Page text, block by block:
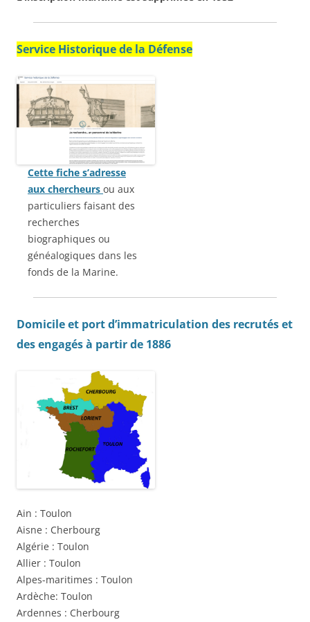
Service Historique de la Défense
Cette fiche s’adresse
aux chercheurs ou aux
particuliers faisant des
recherches
biographiques ou
généalogiques dans les
fonds de la Marine.
Domicile et port d’immatriculation des recrutés et
des engagés à partir de 1886
Ain : Toulon
Aisne : Cherbourg
Algérie : Toulon
Allier : Toulon
Alpes-maritimes : Toulon
Ardèche: Toulon
Ardennes : Cherbourg